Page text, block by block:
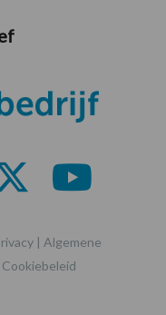
| Algemene
Cookiebeleid